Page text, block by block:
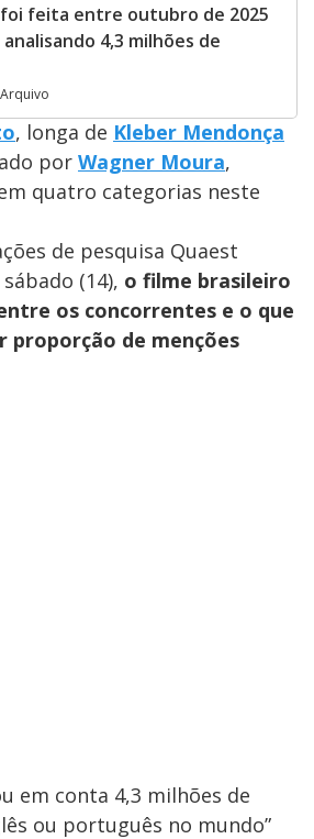
feita entre outubro de 2025
4,3 milhões de
, longa de Kleber Mendonça
por Wagner Moura,
quatro categorias neste
de pesquisa Quaest
(14), o filme brasileiro
os concorrentes e o que
proporção de menções
em conta 4,3 milhões de
ou português no mundo”